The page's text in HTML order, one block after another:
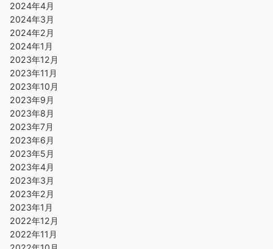
2024年4月
2024年3月
2024年2月
2024年1月
2023年12月
2023年11月
2023年10月
2023年9月
2023年8月
2023年7月
2023年6月
2023年5月
2023年4月
2023年3月
2023年2月
2023年1月
2022年12月
2022年11月